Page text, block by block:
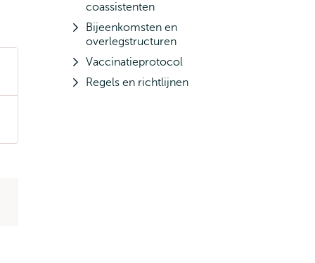
coassistenten
Bijeenkomsten en
overlegstructuren
Vaccinatieprotocol
Regels en richtlijnen